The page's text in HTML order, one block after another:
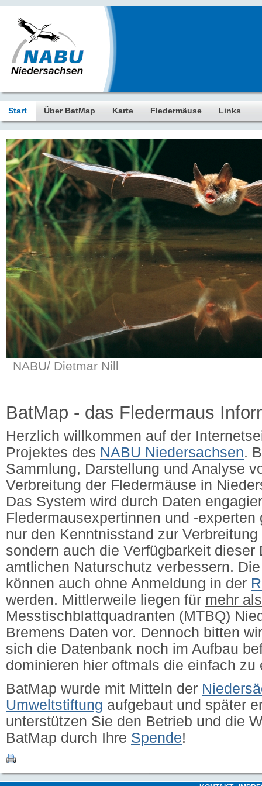
Start Über BatMap Karte Fledermäuse Links
NABU/ Dietmar Nill
BatMap - das Fledermaus
Herzlich willkommen auf der
Projektes des NABU Niedersachsen.
Sammlung, Darstellung und Analyse
Verbreitung der Fledermäuse in
Das System wird durch Daten
Fledermausexpertinnen und -
nur den Kenntnisstand zur
sondern auch die Verfügbarkeit dieser
amtlichen Naturschutz verbessern.
können auch ohne Anmeldung in der
werden. Mittlerweile liegen für mehr
Messtischblattquadranten (MTBQ)
Bremens Daten vor. Dennoch bitten
sich die Datenbank noch im Aufbau
dominieren hier oftmals die einfach zu
BatMap wurde mit Mitteln der
Umweltstiftung aufgebaut und später
unterstützen Sie den Betrieb und die
BatMap durch Ihre Spende!